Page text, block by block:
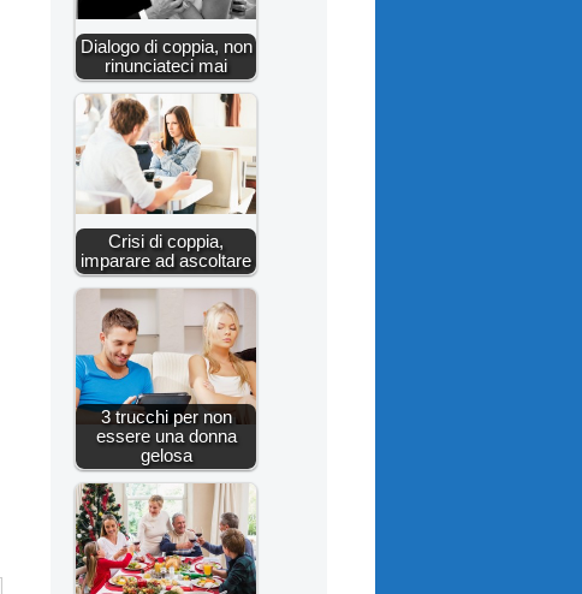
Dialogo di coppia, non
rinunciateci mai
Crisi di coppia,
imparare ad ascoltare
3 trucchi per non
essere una donna
gelosa